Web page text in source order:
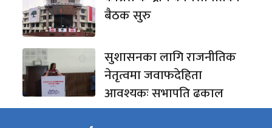
बैठक सुरु
सुशासनका लागि राजनीतिक
नेतृत्वमा जवाफदेहिता
आवश्यकः सभापति ढकाल